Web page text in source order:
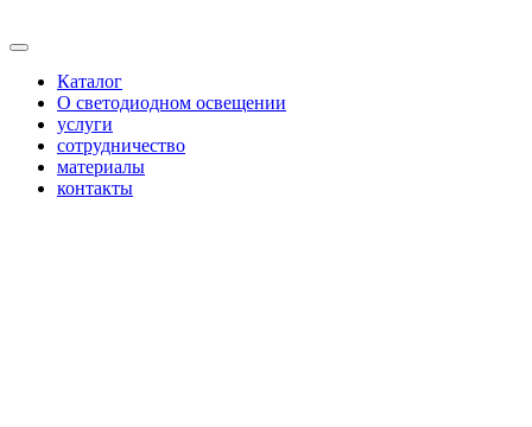
Каталог
О светодиодном освещении
услуги
сотрудничество
материалы
контакты